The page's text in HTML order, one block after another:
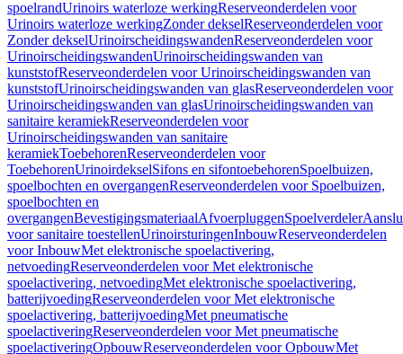
spoelrandUrinoirs waterloze werkingReserveonderdelen voor
Urinoirs waterloze werkingZonder dekselReserveonderdelen voor
Zonder dekselUrinoirscheidingswandenReserveonderdelen voor
UrinoirscheidingswandenUrinoirscheidingswanden van
kunststofReserveonderdelen voor Urinoirscheidingswanden van
kunststofUrinoirscheidingswanden van glasReserveonderdelen voor
Urinoirscheidingswanden van glasUrinoirscheidingswanden van
sanitaire keramiekReserveonderdelen voor
Urinoirscheidingswanden van sanitaire
keramiekToebehorenReserveonderdelen voor
ToebehorenUrinoirdekselSifons en sifontoebehorenSpoelbuizen,
spoelbochten en overgangenReserveonderdelen voor Spoelbuizen,
spoelbochten en
overgangenBevestigingsmateriaalAfvoerpluggenSpoelverdeler
voor sanitaire toestellenUrinoirsturingenInbouwReserveonderdelen
voor InbouwMet elektronische spoelactivering,
netvoedingReserveonderdelen voor Met elektronische
spoelactivering, netvoedingMet elektronische spoelactivering,
batterijvoedingReserveonderdelen voor Met elektronische
spoelactivering, batterijvoedingMet pneumatische
spoelactiveringReserveonderdelen voor Met pneumatische
spoelactiveringOpbouwReserveonderdelen voor OpbouwMet